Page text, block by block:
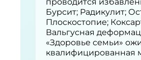
Бурсит; Радикулит;
Плоскостопие;
Вальгусная
«Здоровье семьи»
квалифицированная